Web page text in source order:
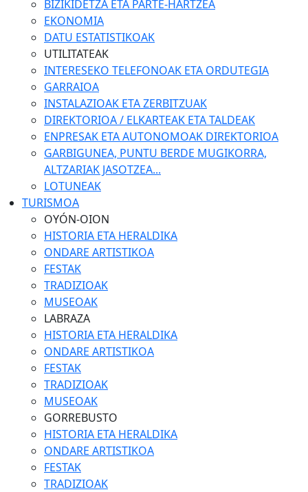
BIZIKIDETZA ETA PARTE-HARTZEA
EKONOMIA
DATU ESTATISTIKOAK
UTILITATEAK
INTERESEKO TELEFONOAK ETA ORDUTEGIA
GARRAIOA
INSTALAZIOAK ETA ZERBITZUAK
DIREKTORIOA / ELKARTEAK ETA TALDEAK
ENPRESAK ETA AUTONOMOAK DIREKTORIOA
GARBIGUNEA, PUNTU BERDE MUGIKORRA,
ALTZARIAK JASOTZEA...
LOTUNEAK
TURISMOA
OYÓN-OION
HISTORIA ETA HERALDIKA
ONDARE ARTISTIKOA
FESTAK
TRADIZIOAK
MUSEOAK
LABRAZA
HISTORIA ETA HERALDIKA
ONDARE ARTISTIKOA
FESTAK
TRADIZIOAK
MUSEOAK
GORREBUSTO
HISTORIA ETA HERALDIKA
ONDARE ARTISTIKOA
FESTAK
TRADIZIOAK